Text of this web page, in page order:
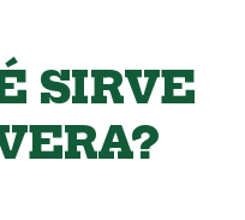
SIRVE